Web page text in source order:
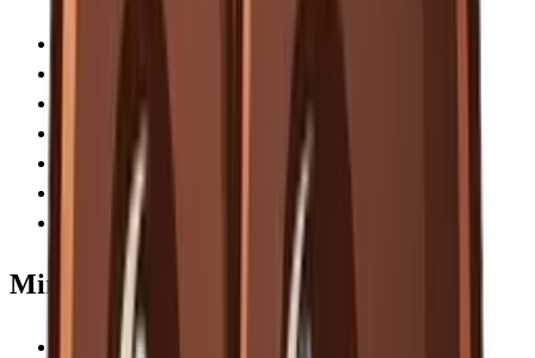
Geschikt voor zowel espresso als filter
Grote bonenhopper van 450 gram
Handige portafilter houder inbegrepen
Stalen conische bramen van goede kwaliteit
Minpunten
Retentie is hoger dan bij premium molens